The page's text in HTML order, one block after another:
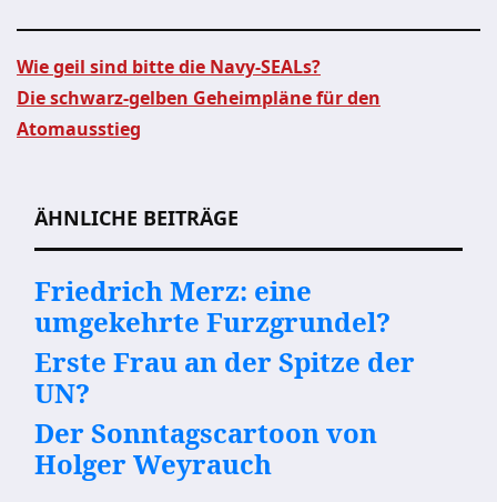
Beitragsnavigation
Wie geil sind bitte die Navy-SEALs?
Die schwarz-gelben Geheimpläne für den
Atomausstieg
ÄHNLICHE BEITRÄGE
Friedrich Merz: eine
umgekehrte Furzgrundel?
Erste Frau an der Spitze der
UN?
Der Sonntagscartoon von
Holger Weyrauch